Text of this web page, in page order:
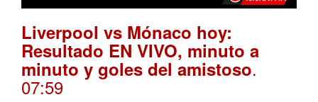
Liverpool vs Mónaco hoy:
Resultado EN VIVO, minuto a
minuto y goles del amistoso.
07:59